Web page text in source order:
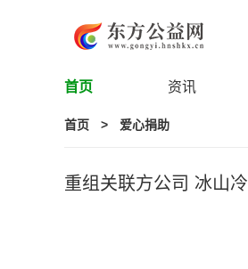
首页 资讯
首页 > 爱心捐助
重组关联方公司 冰山